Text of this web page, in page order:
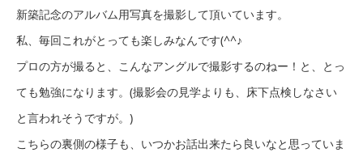
新築記念のアルバム用写真を撮影して頂いています。
私、毎回これがとっても楽しみなんです(^^♪
プロの方が撮ると、こんなアングルで撮影するのねー！と、とっ
ても勉強になります。(撮影会の見学よりも、床下点検しなさい
と言われそうですが。)
こちらの裏側の様子も、いつかお話出来たら良いなと思っていま